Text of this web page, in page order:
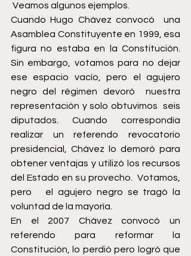
Veamos algunos ejemplos.
Cuando Hugo Chávez convocó  una
Asamblea Constituyente en 1999, esa
figura no estaba en la Constitución.
Sin embargo, votamos para no dejar
ese espacio vacío, pero el agujero
negro del régimen devoró  nuestra
representación y solo obtuvimos  seis
diputados. Cuando correspondía
realizar un referendo revocatorio
presidencial, Chávez lo demoró para
obtener ventajas y utilizó los recursos
del Estado en su provecho.  Votamos,
pero   el agujero negro se tragó la
voluntad de la mayoría.
En el 2007 Chávez convocó un
referendo para reformar la
Constitución, lo perdió pero logró que